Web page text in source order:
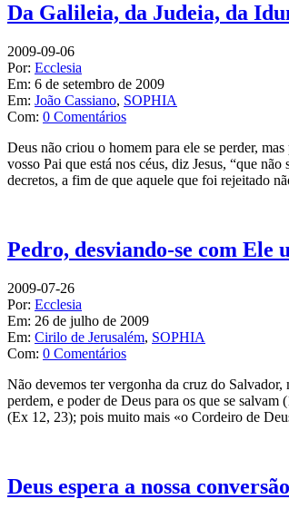
Da Galileia, da Judeia, da
2009-09-06
Por: Ecclesia
Em: 6 de setembro de 2009
Em: João Cassiano, SOPHIA
Com: 0 Comentários
Deus não criou o homem para ele se perder,
vosso Pai que está nos céus, diz Jesus, “que
decretos, a fim de que aquele que foi rejeitado
Pedro, desviando-se com Ele
2009-07-26
Por: Ecclesia
Em: 26 de julho de 2009
Em: Cirilo de Jerusalém, SOPHIA
Com: 0 Comentários
Não devemos ter vergonha da cruz do Salvador,
perdem, e poder de Deus para os que se
(Ex 12, 23); pois muito mais «o Cordeiro de
Deus espera a nossa conversão